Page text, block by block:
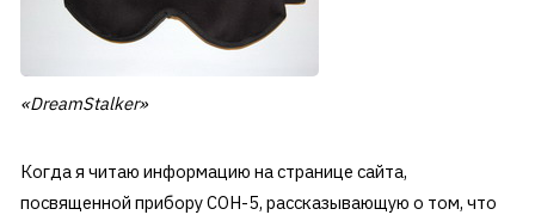
«DreamStalker»
Когда я читаю информацию на странице сайта,
посвященной прибору СОН-5, рассказывающую о том, что